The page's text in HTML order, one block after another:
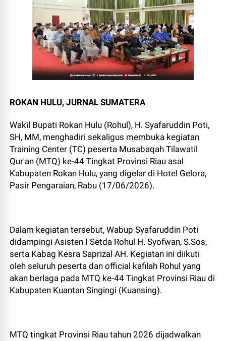
ROKAN HULU, JURNAL SUMATERA
Wakil Bupati Rokan Hulu (Rohul), H. Syafaruddin Poti,
SH, MM, menghadiri sekaligus membuka kegiatan
Training Center (TC) peserta Musabaqah Tilawatil
Qur'an (MTQ) ke-44 Tingkat Provinsi Riau asal
Kabupaten Rokan Hulu, yang digelar di Hotel Gelora,
Pasir Pengaraian, Rabu (17/06/2026).
Dalam kegiatan tersebut, Wabup Syafaruddin Poti
didampingi Asisten I Setda Rohul H. Syofwan, S.Sos,
serta Kabag Kesra Saprizal AH. Kegiatan ini diikuti
oleh seluruh peserta dan official kafilah Rohul yang
akan berlaga pada MTQ ke-44 Tingkat Provinsi Riau di
Kabupaten Kuantan Singingi (Kuansing).
MTQ tingkat Provinsi Riau tahun 2026 dijadwalkan